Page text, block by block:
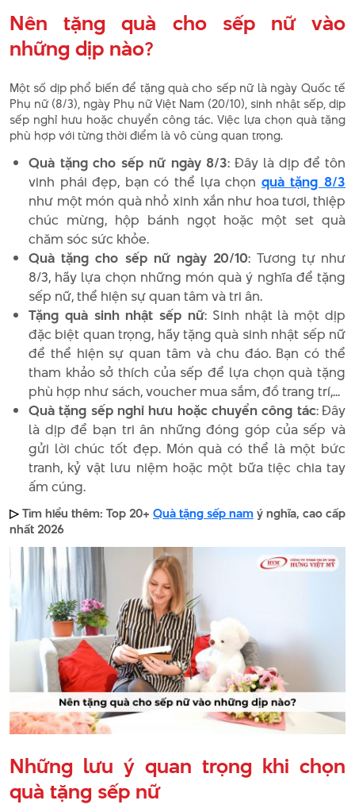
Nên tặng quà cho sếp nữ vào
những dịp nào?
Một số dịp phổ biến để tặng quà cho sếp nữ là ngày Quốc tế
Phụ nữ (8/3), ngày Phụ nữ Việt Nam (20/10), sinh nhật sếp, dịp
sếp nghỉ hưu hoặc chuyển công tác. Việc lựa chọn quà tặng
phù hợp với từng thời điểm là vô cùng quan trọng.
Quà tặng cho sếp nữ ngày 8/3: Đây là dịp để tôn
vinh phái đẹp, bạn có thể lựa chọn quà tặng 8/3
như một món quà nhỏ xinh xắn như hoa tươi, thiệp
chúc mừng, hộp bánh ngọt hoặc một set quà
chăm sóc sức khỏe.
Quà tặng cho sếp nữ ngày 20/10: Tương tự như
8/3, hãy lựa chọn những món quà ý nghĩa để tặng
sếp nữ, thể hiện sự quan tâm và tri ân.
Tặng quà sinh nhật sếp nữ: Sinh nhật là một dịp
đặc biệt quan trọng, hãy tặng quà sinh nhật sếp nữ
để thể hiện sự quan tâm và chu đáo. Bạn có thể
tham khảo sở thích của sếp để lựa chọn quà tặng
phù hợp như sách, voucher mua sắm, đồ trang trí,...
Quà tặng sếp nghỉ hưu hoặc chuyển công tác: Đây
là dịp để bạn tri ân những đóng góp của sếp và
gửi lời chúc tốt đẹp. Món quà có thể là một bức
tranh, kỷ vật lưu niệm hoặc một bữa tiệc chia tay
ấm cúng.
▷Tìm hiểu thêm: Top 20+ Quà tặng sếp namý nghĩa, cao cấp
nhất 2026
Những lưu ý quan trọng khi chọn
quà tặng sếp nữ